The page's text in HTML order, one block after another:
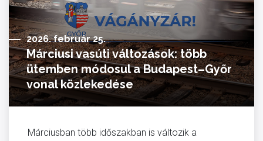
2026. február 25.
Márciusi vasúti változások: több
ütemben módosul a Budapest–Győr
vonal közlekedése
Márciusban több időszakban is változik a